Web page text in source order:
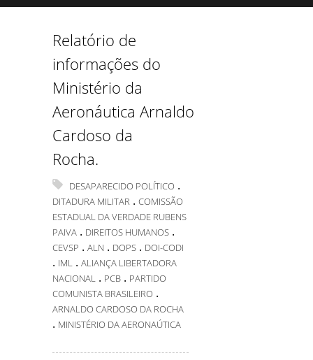
Relatório de
informações do
Ministério da
Aeronáutica Arnaldo
Cardoso da
Rocha.
DESAPARECIDO POLÍTICO .
DITADURA MILITAR . COMISSÃO
ESTADUAL DA VERDADE RUBENS
PAIVA . DIREITOS HUMANOS .
CEVSP . ALN . DOPS . DOI-CODI
. IML . ALIANÇA LIBERTADORA
NACIONAL . PCB . PARTIDO
COMUNISTA BRASILEIRO .
ARNALDO CARDOSO DA ROCHA
. MINISTÉRIO DA AERONAÚTICA